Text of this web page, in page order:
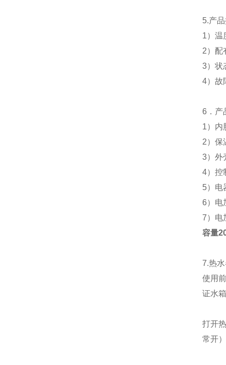
5.产
1）温
2）配
3）状
4）故
6．产
1） 内
2） 保
3）外
4）控
5）电
6）电
7）电
容量
7.热
使用
证水
打开
常开